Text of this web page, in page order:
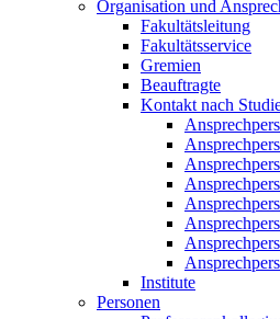
Organisation und
Fakultätsleitung
Fakultätsservice
Gremien
Beauftragte
Kontakt nach
Institute
Personen